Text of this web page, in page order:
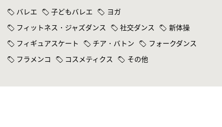
バレエ 子どもバレエ
ヨガ
フィットネス・ジャズダンス
社交ダンス
新体操
フィギュアスケート
チア・バトン
フォークダンス
フラメンコ
コスメティクス その他